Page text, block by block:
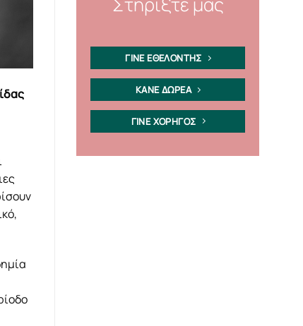
ΓΙΝΕ ΕΘΕΛΟΝΤΗΣ
ΚΑΝΕ ΔΩΡΕΑ
ΓΙΝΕ ΧΟΡΗΓΟΣ